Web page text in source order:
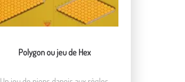
Polygon ou jeu de Hex